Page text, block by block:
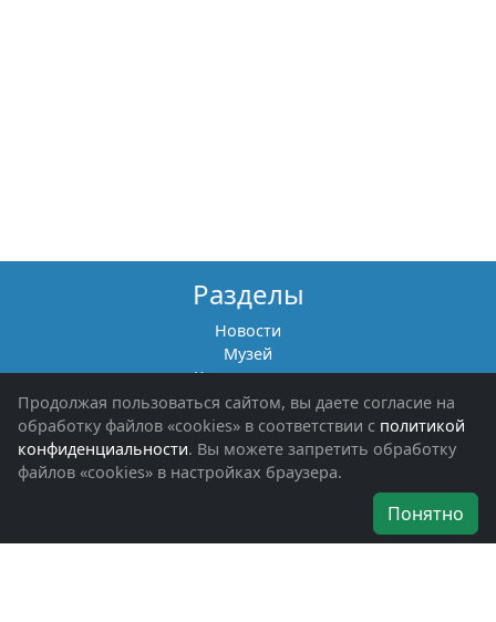
Разделы
Новости
Музей
Книги памяти
Фотоальбомы
Обращения граждан
Помощь участникам СВО и их семьям
Об организации
Наши награды
Продолжая пользоваться сайтом, вы даете согласие на
обработку файлов «cookies» в соответствии с политикой
конфиденциальности. Вы можете запретить обработку
файлов «cookies» в настройках браузера.
Понятно